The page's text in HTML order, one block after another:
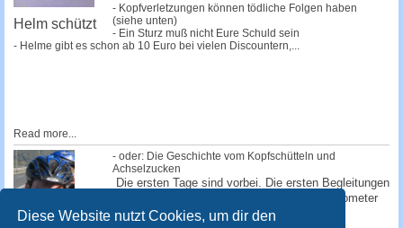
Diese Website nutzt Cookies, um dir den
Helm schützt
- Kopfverletzungen können tödliche Folgen haben
(siehe unten)
- Ein Sturz muß nicht Eure Schuld sein
- Helme gibt es schon ab 10 Euro bei vielen Discountern,...
Read more...
- oder: Die Geschichte vom Kopfschütteln und
Achselzucken
Die ersten Tage sind vorbei. Die ersten Begleitungen
haben uns verlassen. Schon nach einem Kilometer
sind die ersten abgesprungen, einige...